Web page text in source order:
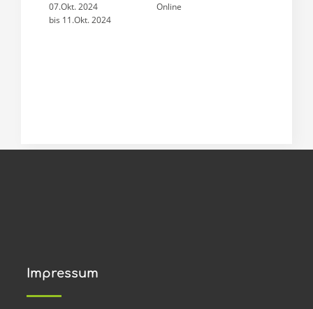
07.Okt. 2024
bis 11.Okt. 2024
Online
Impressum